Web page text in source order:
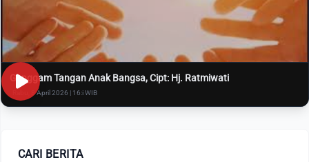
Genggam Tangan Anak Bangsa, Cipt: Hj. Ratmiwati
Rabu, 8 April 2026 | 16:i WIB
CARI BERITA